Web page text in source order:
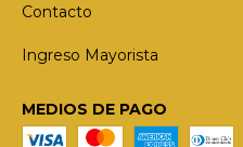
Contacto
Ingreso Mayorista
MEDIOS DE PAGO